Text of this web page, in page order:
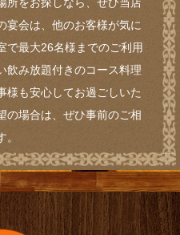
宴会は、他のお客様が気に
で最大26名様までのご利用
飲み放題付きのコース料理
様も安心してお過ごしいた
の場合は、ぜひ事前のご相